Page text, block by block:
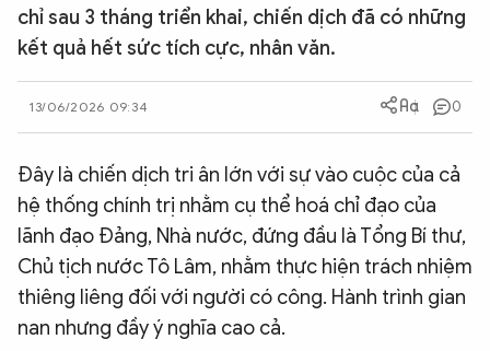
CÔNG NGHỆ
QUỐC TẾ
VĂN HÓA - THỂ THAO
BẠN ĐỌC & CAND
chỉ sau 3 tháng triển khai, chiến dịch đã có những
kết quả hết sức tích cực, nhân văn.
13/06/2026 09:34 0
Đây là chiến dịch tri ân lớn với sự vào cuộc của cả
hệ thống chính trị nhằm cụ thể hoá chỉ đạo của
lãnh đạo Đảng, Nhà nước, đứng đầu là Tổng Bí thư,
Chủ tịch nước Tô Lâm, nhằm thực hiện trách nhiệm
thiêng liêng đối với người có công. Hành trình gian
nan nhưng đầy ý nghĩa cao cả.